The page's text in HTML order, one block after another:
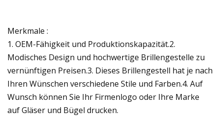
Merkmale :
1. OEM-Fähigkeit und Produktionskapazität.2.
Modisches Design und hochwertige Brillengestelle zu
vernünftigen Preisen.3. Dieses Brillengestell hat je nach
Ihren Wünschen verschiedene Stile und Farben.4. Auf
Wunsch können Sie Ihr Firmenlogo oder Ihre Marke
auf Gläser und Bügel drucken.